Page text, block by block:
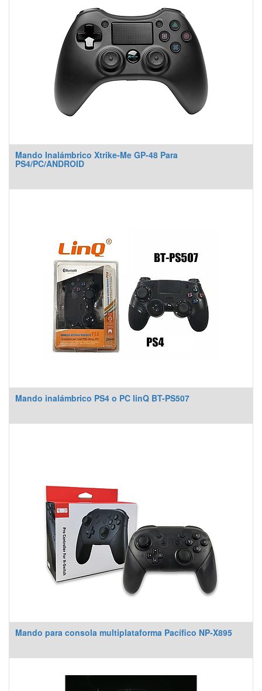
Mando Inalámbrico Xtrike-Me GP-48 Para
PS4/PC/ANDROID
Mando inalámbrico PS4 o PC linQ BT-PS507
Mando para consola multiplataforma Pacífico NP-X895